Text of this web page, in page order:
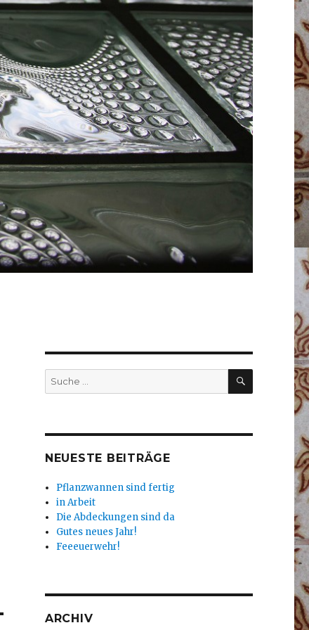
Suche
nach:
SUCHEN
NEUESTE BEITRÄGE
Pflanzwannen sind fertig
in Arbeit
Die Abdeckungen sind da
Gutes neues Jahr!
Feeeuerwehr!
ARCHIV